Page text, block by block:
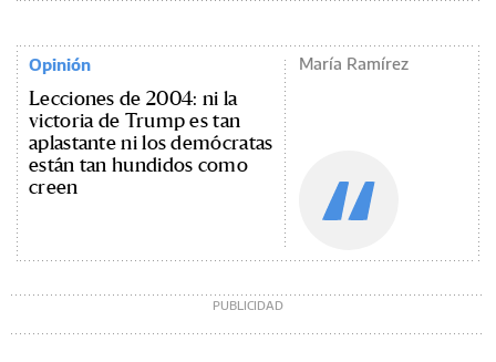
Opinión
Lecciones de 2004: ni la
victoria de Trump es tan
aplastante ni los demócratas
están tan hundidos como
creen
María Ramírez